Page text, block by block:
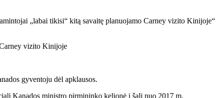
vizito Kinijoje
gyventoju dėl apklausos.
Kanados ministro pirmininko kelionė į šalį nuo 2017 m.